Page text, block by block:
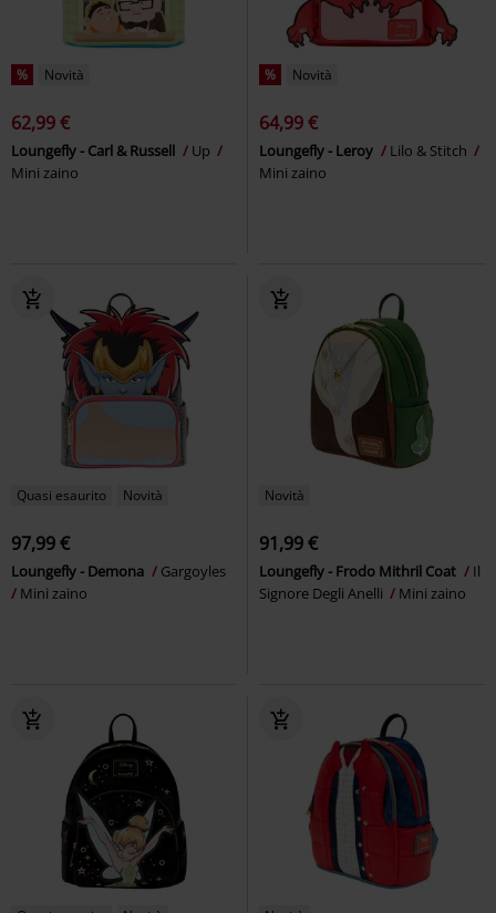
% Novità
62,99 €
Loungefly - Carl & Russell
Up
Mini zaino
% Novità
64,99 €
Loungefly - Leroy
Lilo & Stitch
Mini zaino
Quasi esaurito Novità
97,99 €
Loungefly - Demona
Gargoyles
Mini zaino
Novità
91,99 €
Loungefly - Frodo Mithril Coat
Il
Signore Degli Anelli
Mini zaino